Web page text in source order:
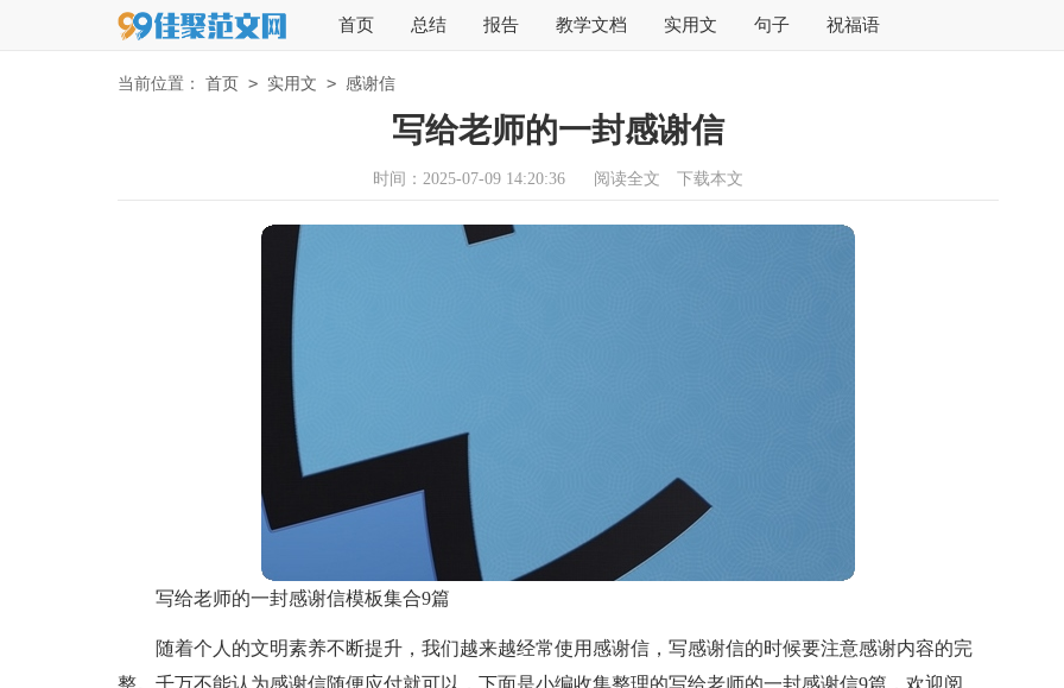
首页 总结 报告 教学文档 实用文 句子 祝福语
当前位置： 首页 > 实用文 > 感谢信
写给老师的一封感谢信
时间：2025-07-09 14:20:36 阅读全文 下载本文
写给老师的一封感谢信模板集合9篇
随着个人的文明素养不断提升，我们越来越经常使用感谢信，写感谢信的时候要注意感谢内容的完
整。千万不能认为感谢信随便应付就可以，下面是小编收集整理的写给老师的一封感谢信9篇，欢迎阅